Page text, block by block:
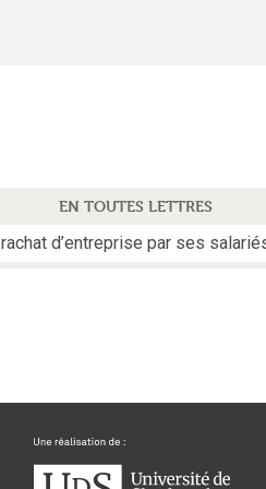
EN TOUTES LETTRES
rachat d’entreprise par ses